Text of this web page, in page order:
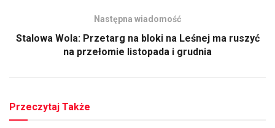
Następna wiadomość
Stalowa Wola: Przetarg na bloki na Leśnej ma ruszyć
na przełomie listopada i grudnia
Przeczytaj Także